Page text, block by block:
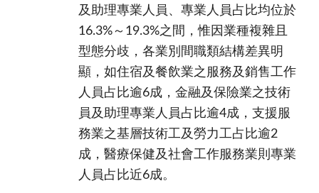
及助理專業人員、專業人員占比均位於
16.3%～ 19.3%之間，惟因業種複雜且
型態分歧，各業別間職類結構差異明
顯，如住宿及餐飲業之服務及銷售工作
人員占比逾6成，金融及保險業之技術
員及助理專業人員占比逾4成，支援服
務業之基層技術工及勞力工占比逾2
成，醫療保健及社會工作服務業則專業
人員占比近6成。